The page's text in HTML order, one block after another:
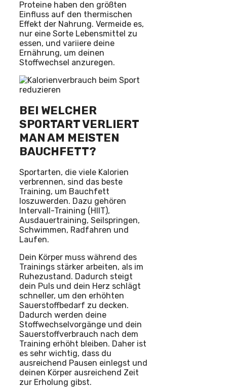
Proteine haben den größten
Einfluss auf den thermischen
Effekt der Nahrung. Vermeide es,
nur eine Sorte Lebensmittel zu
essen, und variiere deine
Ernährung, um deinen
Stoffwechsel anzuregen.
BEI WELCHER
SPORTART VERLIERT
MAN AM MEISTEN
BAUCHFETT?
Sportarten, die viele Kalorien
verbrennen, sind das beste
Training, um Bauchfett
loszuwerden. Dazu gehören
Intervall-Training (HIIT),
Ausdauertraining, Seilspringen,
Schwimmen, Radfahren und
Laufen.
Dein Körper muss während des
Trainings stärker arbeiten, als im
Ruhezustand. Dadurch steigt
dein Puls und dein Herz schlägt
schneller, um den erhöhten
Sauerstoffbedarf zu decken.
Dadurch werden deine
Stoffwechselvorgänge und dein
Sauerstoffverbrauch nach dem
Training erhöht bleiben. Daher ist
es sehr wichtig, dass du
ausreichend Pausen einlegst und
deinen Körper ausreichend Zeit
zur Erholung gibst.